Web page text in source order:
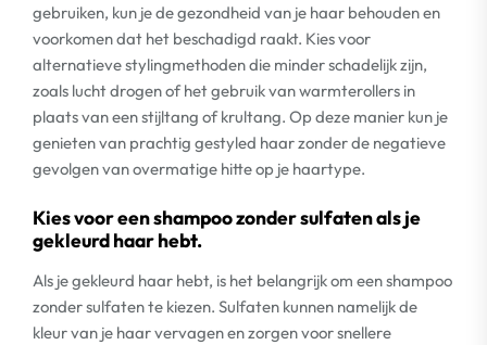
gebruiken, kun je de gezondheid van je haar behouden en
voorkomen dat het beschadigd raakt. Kies voor
alternatieve stylingmethoden die minder schadelijk zijn,
zoals lucht drogen of het gebruik van warmterollers in
plaats van een stijltang of krultang. Op deze manier kun je
genieten van prachtig gestyled haar zonder de negatieve
gevolgen van overmatige hitte op je haartype.
Kies voor een shampoo zonder sulfaten als je
gekleurd haar hebt.
Als je gekleurd haar hebt, is het belangrijk om een shampoo
zonder sulfaten te kiezen. Sulfaten kunnen namelijk de
kleur van je haar vervagen en zorgen voor snellere